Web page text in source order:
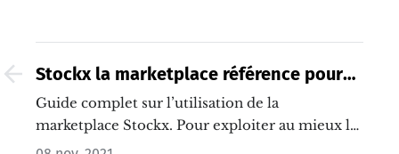
Stockx la marketplace référence pour
revendre et acheter des sneakers
authentiques
Guide complet sur l’utilisation de la
marketplace Stockx. Pour exploiter au mieux le
leader du marché de l’achat/vente de